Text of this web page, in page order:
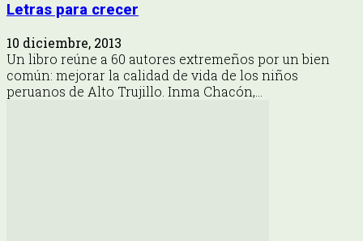
Letras para crecer
10 diciembre, 2013
Un libro reúne a 60 autores extremeños por un bien
común: mejorar la calidad de vida de los niños
peruanos de Alto Trujillo. Inma Chacón,...